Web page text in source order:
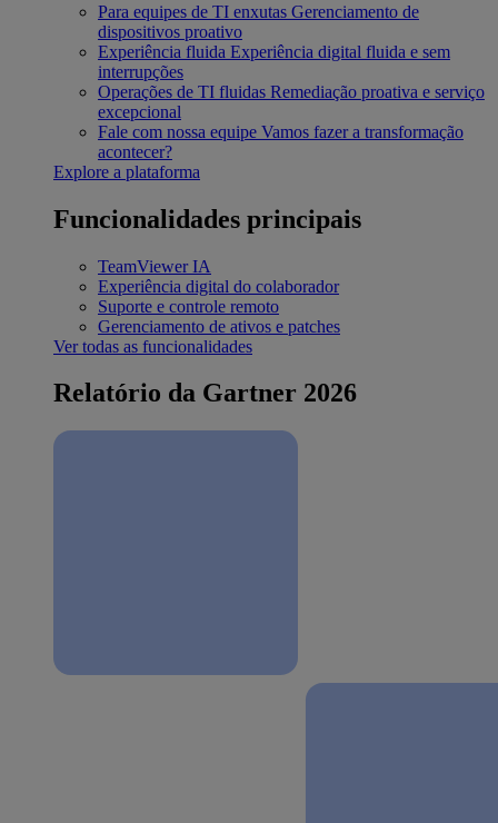
Para equipes de TI enxutas Gerenciamento de
dispositivos proativo
Experiência fluida Experiência digital fluida e sem
interrupções
Operações de TI fluidas Remediação proativa e serviço
excepcional
Fale com nossa equipe Vamos fazer a transformação
acontecer?
Explore a plataforma
Funcionalidades principais
TeamViewer IA
Experiência digital do colaborador
Suporte e controle remoto
Gerenciamento de ativos e patches
Ver todas as funcionalidades
Relatório da Gartner 2026